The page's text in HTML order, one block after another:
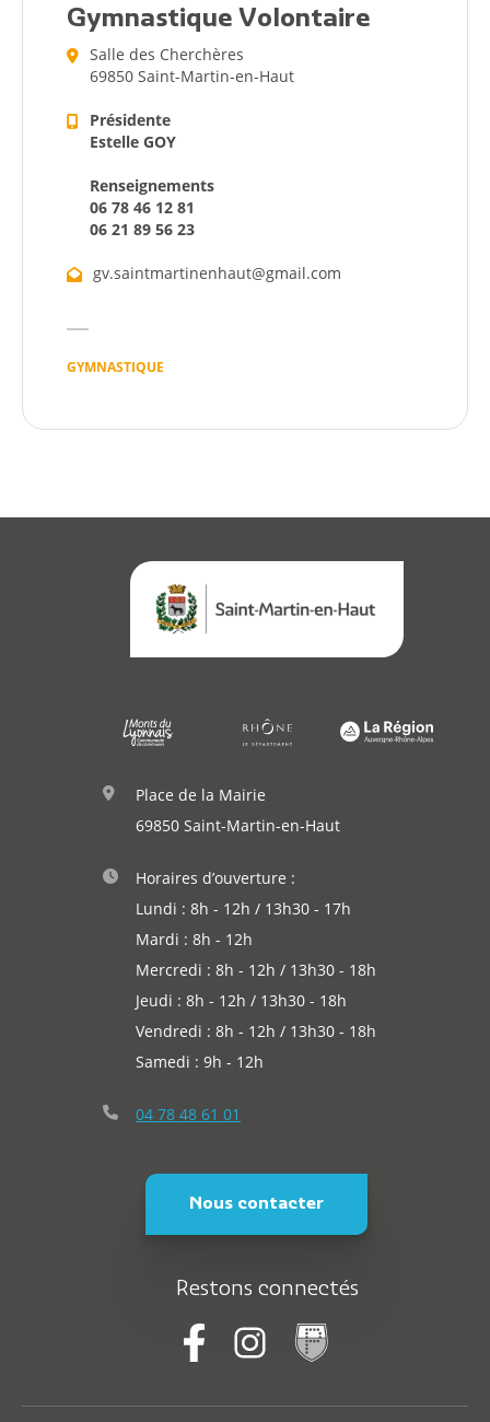
Gymnastique Volontaire
Salle des Cherchères
69850 Saint-Martin-en-Haut
Présidente
Estelle GOY
Renseignements
06 78 46 12 81
06 21 89 56 23
gv.saintmartinenhaut@gmail.com
GYMNASTIQUE
Place de la Mairie
69850 Saint-Martin-en-Haut
Horaires d’ouverture :
Lundi : 8h - 12h / 13h30 - 17h
Mardi : 8h - 12h
Mercredi : 8h - 12h / 13h30 - 18h
Jeudi : 8h - 12h / 13h30 - 18h
Vendredi : 8h - 12h / 13h30 - 18h
Samedi : 9h - 12h
04 78 48 61 01
Nous contacter
Restons connectés